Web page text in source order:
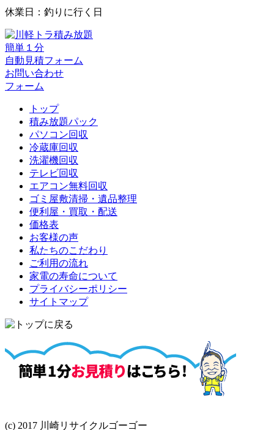
休業日：釣りに行く日
簡単１分
自動見積フォーム
お問い合わせ
フォーム
トップ
積み放題パック
パソコン回収
冷蔵庫回収
洗濯機回収
テレビ回収
エアコン無料回収
ゴミ屋敷清掃・遺品整理
便利屋・買取・配送
価格表
お客様の声
私たちのこだわり
ご利用の流れ
家電の寿命について
プライバシーポリシー
サイトマップ
(c) 2017 川崎リサイクルゴーゴー